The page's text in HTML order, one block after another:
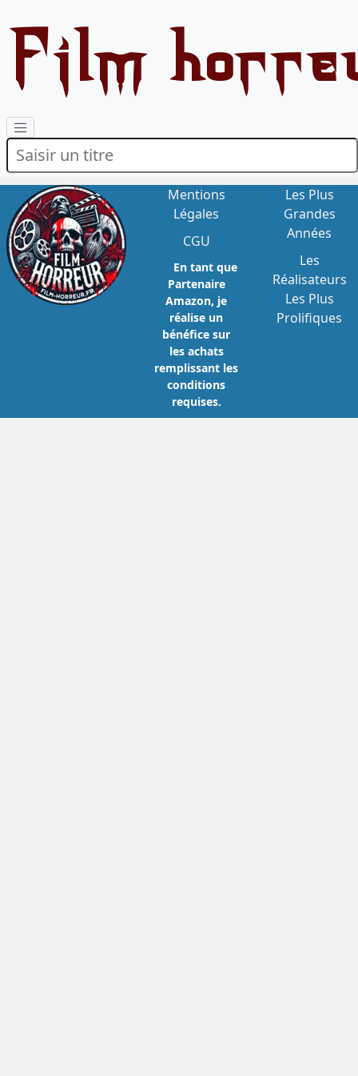
Film
Mentions
Légales
CGU
En tant que
Partenaire
Amazon, je
réalise un
bénéfice sur
les achats
remplissant les
conditions
requises.
Les Plus
Grandes
Années
Les
Réalisateurs
Les Plus
Prolifiques